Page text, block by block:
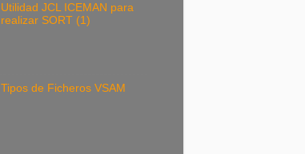
Utilidad JCL ICEMAN para
realizar SORT (1)
Tipos de Ficheros VSAM